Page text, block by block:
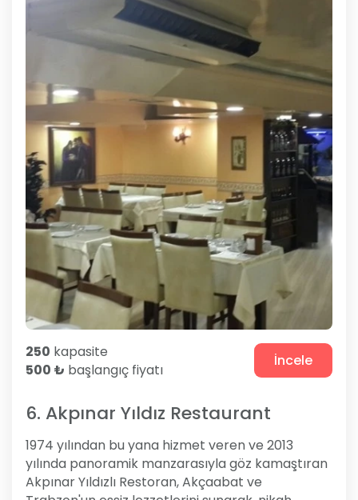
250 kapasite
500 ₺ başlangıç fiyatı İncele
6. Akpınar Yıldız Restaurant
1974 yılından bu yana hizmet veren ve 2013
yılında panoramik manzarasıyla göz kamaştıran
Akpınar Yıldızlı Restoran, Akçaabat ve